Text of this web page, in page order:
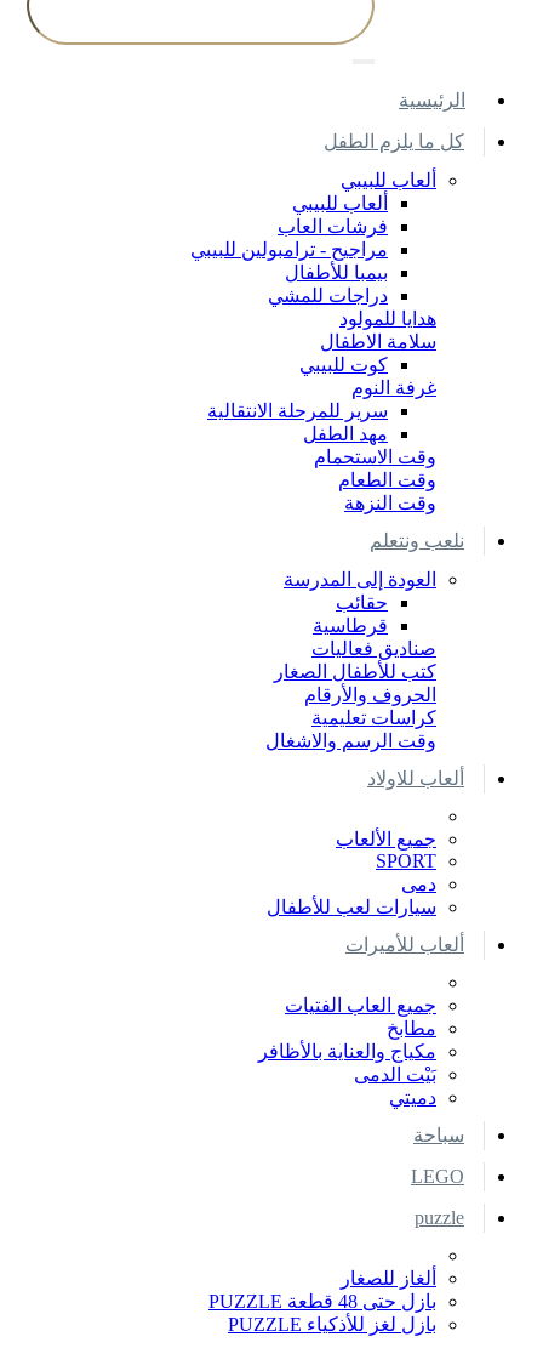
اﻟﺮﺋﻴﺴﻴﺔ
كل ما يلزم الطفل
ألعاب للبيبي
ألعاب للبيبي
فرشات العاب
مراجيح - ترامبولين للبيبي
بيمبا للأطفال
دراجات للمشي
هدايا للمولود
سلامة الاطفال
كوت للبيبي
غرفة النوم
سرير للمرحلة الانتقالية
مهد الطفل
وقت الاستحمام
وقت الطعام
وقت النزهة
نلعب ونتعلم
العودة إلى المدرسة
حقائب
قرطاسية
صناديق فعاليات
كتب للأطفال الصغار
الحروف والأرقام
كراسات تعليمية
وقت الرسم والاشغال
ألعاب للاولاد
جميع الألعاب
SPORT
دمى
سيارات لعب للأطفال
ألعاب للأميرات
جميع العاب الفتيات
مطابخ
مكياج والعناية بالأظافر
بَيْت الدمى
دميتي
سباحة
LEGO
puzzle
ألغاز للصغار
بازل حتى 48 قطعة PUZZLE
بازل لغز للأذكياء PUZZLE